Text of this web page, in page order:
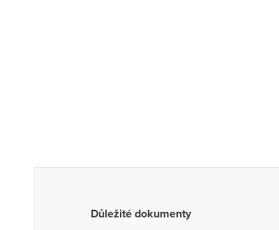
Důležité dokumenty